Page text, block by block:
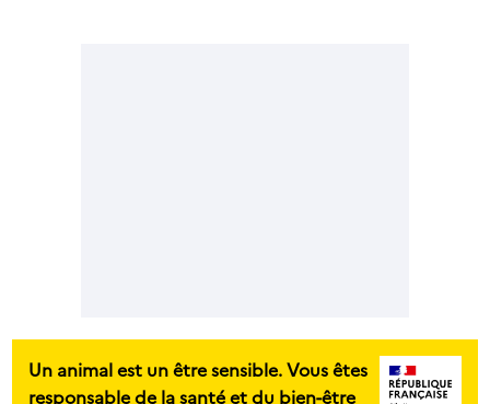
Un animal est un être sensible. Vous êtes
responsable de la santé et du bien-être